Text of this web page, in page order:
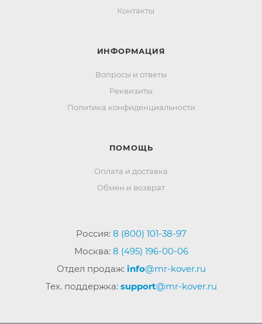
Контакты
ИНФОРМАЦИЯ
Вопросы и ответы
Реквизиты
Политика конфиденциальности
ПОМОЩЬ
Оплата и доставка
Обмен и возврат
Россия: 8 (800) 101-38-97
Москва: 8 (495) 196-00-06
Отдел продаж: info@mr-kover.ru
Тех. поддержка: support@mr-kover.ru